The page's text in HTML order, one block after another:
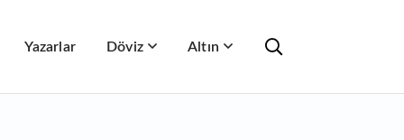
Yazarlar Döviz Altın